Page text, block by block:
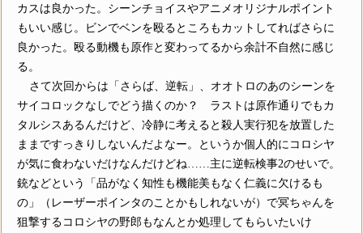
カスは良かった。シーンチョイスやアニメオリジナルポイント
もいい感じ。ビンでベンを殴るところもカットしてればさらに
良かった。殴る動機も原作と変わってるから余計不自然に感じ
る。
さて次回からは「さらば、逆転」、オオトロのあのシーンを
サイコロックなしでどう描くのか？ ラストは原作通りでもカ
タルシスあるんだけど、冷静に考えると殺人実行犯を放置した
ままですっきりしないんだよなー。というか個人的にコロシヤ
が気に食わないだけなんだけどね……主に逆転検事2のせいで。
銃などという「品がなく知性も機能美もなく仁義に欠けるも
の」（レーザーポインタのことかもしれないが）で冥ちゃんを
狙撃するコロシヤの野郎もなんとか処理してもらいたいけ